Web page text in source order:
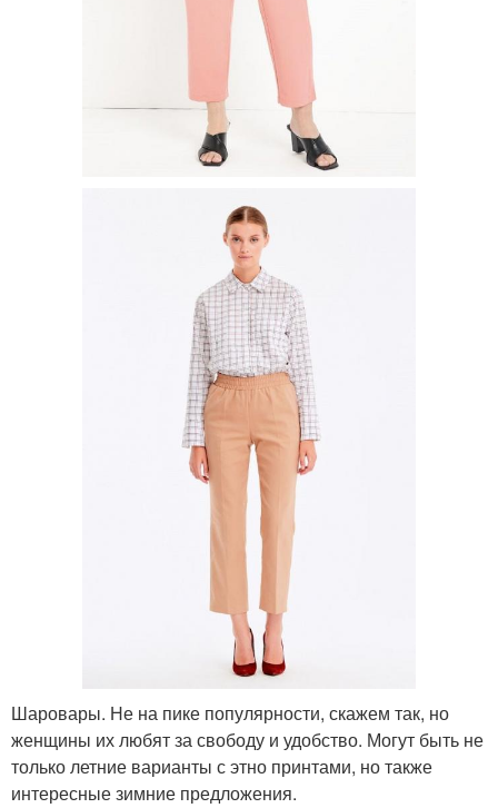
Шаровары. Не на пике популярности, скажем так, но
женщины их любят за свободу и удобство. Могут быть не
только летние варианты с этно принтами, но также
интересные зимние предложения.